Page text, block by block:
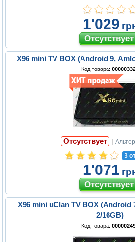
1'029
X96 mini TV BOX (Android 9,
Код товара:
Отсутствует [
3
1'071
X96 mini uClan TV BOX (Android
2/16GB)
Код товара: